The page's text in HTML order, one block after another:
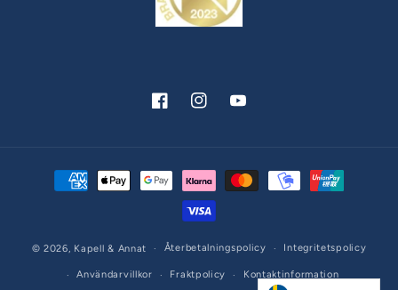
FacebookInstagramYouTube
Betalningsmetoder
© 2026, Kapell & Annat Återbetalningspolicy Integritetspolicy
Användarvillkor Fraktpolicy Kontaktinformation